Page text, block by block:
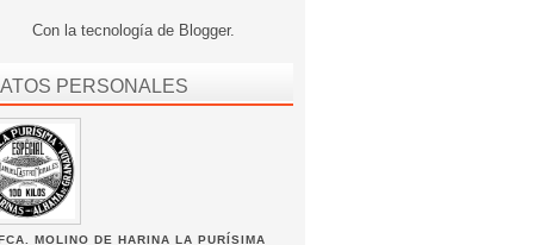
Con la tecnología de Blogger.
PERSONALES
MOLINO DE HARINA LA PURÍSIMA